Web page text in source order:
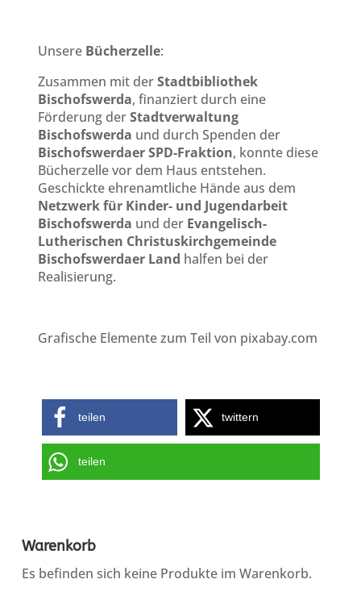
Unsere Bücherzelle:
Zusammen mit derStadtbibliothek
Bischofswerda, finanziert durch eine
Förderung derStadtverwaltung
Bischofswerda und durch Spenden der
Bischofswerdaer SPD-Fraktion, konnte diese
Bücherzelle vor dem Haus entstehen.
Geschickte ehrenamtliche Hände aus dem
Netzwerk für Kinder- und Jugendarbeit
Bischofswerda und der Evangelisch-
Lutherischen Christuskirchgemeinde
Bischofswerdaer Land halfen bei der
Realisierung.
Grafische Elemente zum Teil von pixabay.com
teilen twittern
teilen
Warenkorb
Es befinden sich keine Produkte im Warenkorb.